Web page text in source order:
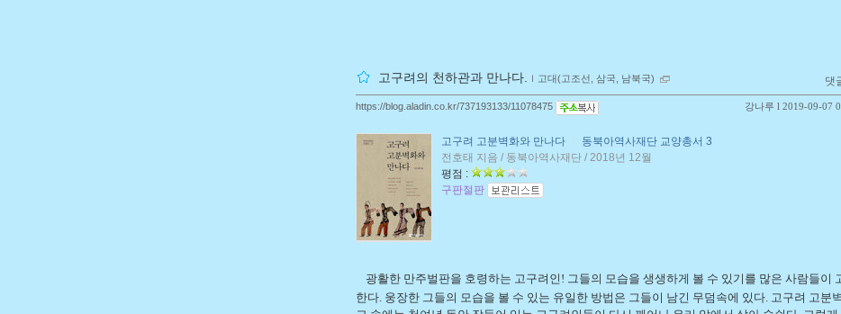
고구려의 천하관과 만나다. ｌ 고대(고조선, 삼국, 남북국) 댓
강나루 l 2019-09-07
https://blog.aladin.co.kr/737193133/11078475
고구려 고분벽화와 만나다
동북아역사재단 교양총서 3
전호태 지음 / 동북아역사재단 / 2018년 12월
평점 :
구판절판
광활한 만주벌판을 호령하는 고구려인! 그들의 모습을 생생하게 볼 수 있기를 많은 사람들이
한다. 웅장한 그들의 모습을 볼 수 있는 유일한 방법은 그들이 남긴 무덤속에 있다. 고구려 고분